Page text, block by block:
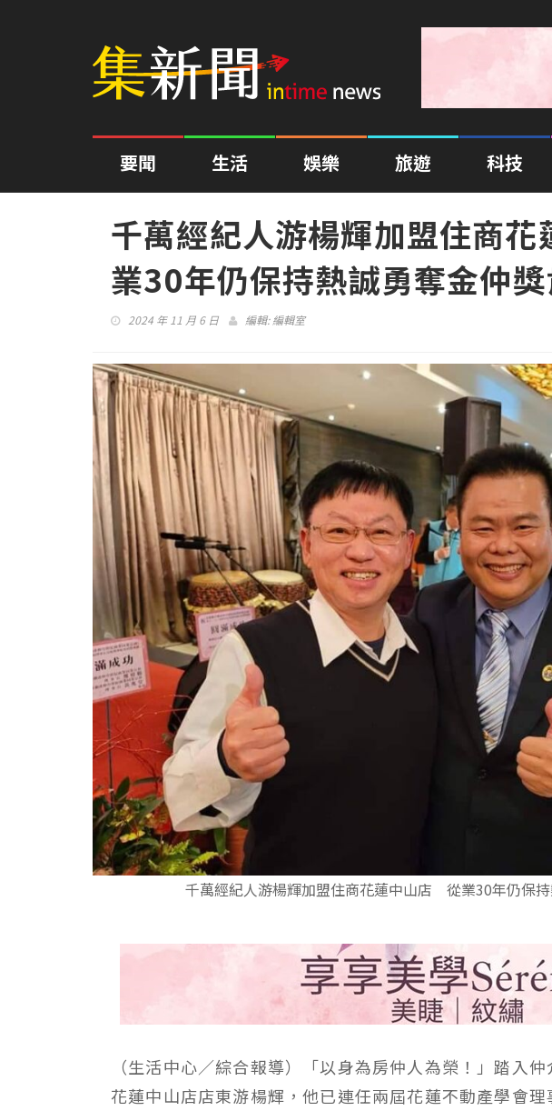
要聞 生活 娛樂 旅遊 科技
千萬經紀人游楊輝加盟住商
業30年仍保持熱誠勇奪金仲
2024 年 11 月 6 日 編輯:編輯室
千萬經紀人游楊輝加盟住商花蓮中山店 從業30年仍保
（生活中心／綜合報導）「以身為房仲人為榮！」踏入
花蓮中山店店東游楊輝，他已連任兩屆花蓮不動產學會